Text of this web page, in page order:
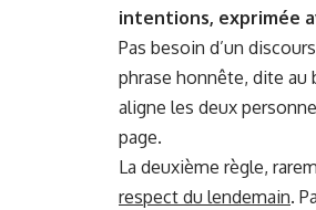
intentions, exprimée
Pas besoin d’un
phrase honnête, dite au
aligne les deux
page.
La deuxième règle,
respect du lendemain.